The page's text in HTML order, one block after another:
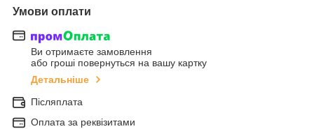
Умови оплати
Ви отримаєте замовлення
або гроші повернуться на вашу картку
Детальніше
Післяплата
Оплата за реквізитами